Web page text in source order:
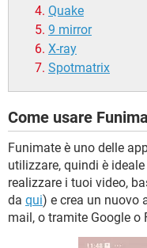
Quake
9 mirror
X-ray
Spotmatrix
Come usare
Funimate è uno delle
utilizzare, quindi è
realizzare i tuoi video,
da qui) e crea un nuovo
mail, o tramite Google o